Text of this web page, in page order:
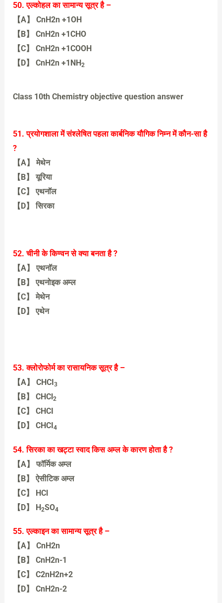
【A】 एल्कीन
50. एल्कोहल का सामान्य सूत्र है –
【A】 CnH2n +1OH
【B】 CnH2n +1CHO
【C】 CnH2n +1COOH
【D】 CnH2n +1NH2
Class 10th Chemistry objective question answer
51. प्रयोगशाला में संश्लेषित पहला कार्बनिक यौगिक निम्न में कौन-सा है
?
【A】 मेथेन
【B】 यूरिया
【C】 एथनॉल
【D】 सिरका
52. चीनी के किण्वन से क्या बनता है ?
【A】 एथनॉल
【B】 एथनोइक अम्ल
【C】 मेथेन
【D】 एथेन
53. क्लोरोफोर्म का रासायनिक सूत्र है –
【A】 CHCI3
【B】 CHCl2
【C】 CHCI
【D】 CHCI4
【A】 CHCI3
54. सिरका का खट्टा स्वाद किस अम्ल के कारण होता है ?
【A】 फॉर्मिक अम्ल
【B】 ऐसीटिक अम्ल
【C】 HCl
【D】 H2SO4
【B】 ऐसीटिक अम्ल
55. एल्काइन का सामान्य सूत्र है –
【A】 CnH2n
【B】 CnH2n-1
【C】 C2nH2n+2
【D】 CnH2n-2